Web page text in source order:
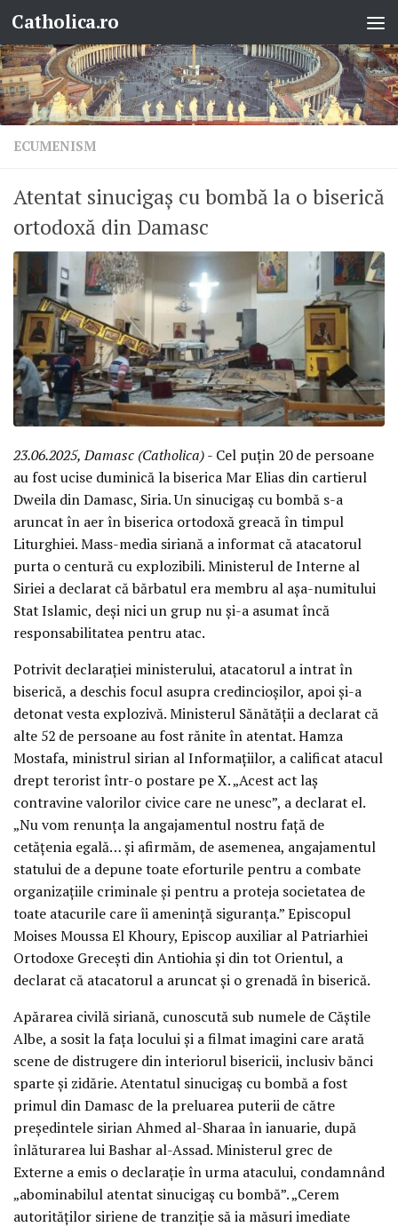
Skip to content
Catholica.ro
ECUMENISM
Atentat sinucigaș cu bombă la o biserică
ortodoxă din Damasc
23.06.2025, Damasc (Catholica)- Cel puțin 20 de persoane
au fost ucise duminică la biserica Mar Elias din cartierul
Dweila din Damasc, Siria. Un sinucigaș cu bombă s-a
aruncat în aer în biserica ortodoxă greacă în timpul
Liturghiei. Mass-media siriană a informat că atacatorul
purta o centură cu explozibili. Ministerul de Interne al
Siriei a declarat că bărbatul era membru al așa-numitului
Stat Islamic, deși nici un grup nu și-a asumat încă
responsabilitatea pentru atac.
Potrivit declarației ministerului, atacatorul a intrat în
biserică, a deschis focul asupra credincioșilor, apoi și-a
detonat vesta explozivă. Ministerul Sănătății a declarat că
alte 52 de persoane au fost rănite în atentat. Hamza
Mostafa, ministrul sirian al Informațiilor, a calificat atacul
drept terorist într-o postare pe X. „Acest act laș
contravine valorilor civice care ne unesc”, a declarat el.
„Nu vom renunța la angajamentul nostru față de
cetățenia egală… și afirmăm, de asemenea, angajamentul
statului de a depune toate eforturile pentru a combate
organizațiile criminale și pentru a proteja societatea de
toate atacurile care îi amenință siguranța.” Episcopul
Moises Moussa El Khoury, Episcop auxiliar al Patriarhiei
Ortodoxe Grecești din Antiohia și din tot Orientul, a
declarat că atacatorul a aruncat și o grenadă în biserică.
Apărarea civilă siriană, cunoscută sub numele de Căștile
Albe, a sosit la fața locului și a filmat imagini care arată
scene de distrugere din interiorul bisericii, inclusiv bănci
sparte și zidărie. Atentatul sinucigaș cu bombă a fost
primul din Damasc de la preluarea puterii de către
președintele sirian Ahmed al-Sharaa în ianuarie, după
înlăturarea lui Bashar al-Assad. Ministerul grec de
Externe a emis o declarație în urma atacului, condamnând
„abominabilul atentat sinucigaș cu bombă”. „Cerem
autorităților siriene de tranziție să ia măsuri imediate